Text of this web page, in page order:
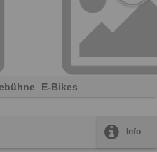
E-Bikes
Info